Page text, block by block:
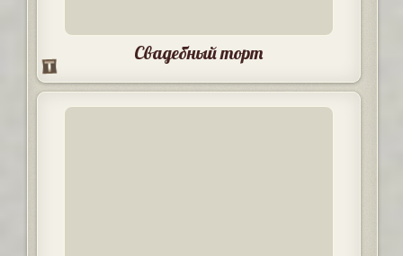
Свадебный торт